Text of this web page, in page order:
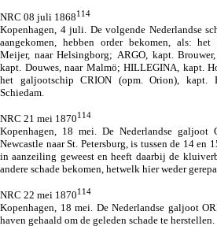
NRC 08 juli 1868114
Kopenhagen, 4 juli. De volgende Nederlandse
aangekomen, hebben order bekomen, als:
Meijer, naar Helsingborg; ARGO, kapt.
kapt. Douwes, naar Malmö; HILLEGINA, kapt.
het galjootschip CRION (opm. Orion), kapt.
Schiedam.
NRC 21 mei 1870114
Kopenhagen, 18 mei. De Nederlandse galjoot
Newcastle naar St. Petersburg, is tussen de 14 en
in aanzeiling geweest en heeft daarbij de
andere schade bekomen, hetwelk hier weder
NRC 22 mei 1870114
Kopenhagen, 18 mei. De Nederlandse galjoot
haven gehaald om de geleden schade te herstellen.